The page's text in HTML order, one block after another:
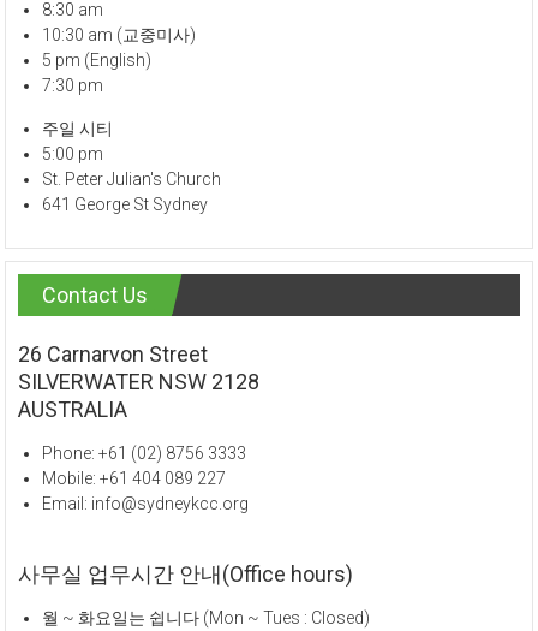
8:30 am
10:30 am (교중미사)
5 pm (English)
7:30 pm
주일 시티
5:00 pm
St. Peter Julian's Church
641 George St Sydney
Contact Us
26 Carnarvon Street
SILVERWATER NSW 2128
AUSTRALIA
Phone: +61 (02) 8756 3333
Mobile: +61 404 089 227
Email: info@sydneykcc.org
사무실 업무시간 안내(Office hours)
월 ~ 화요일는 쉽니다 (Mon ~ Tues : Closed)